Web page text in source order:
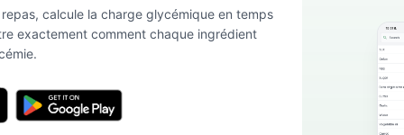
calcule la charge glycémique en temps
exactement comment chaque ingrédient